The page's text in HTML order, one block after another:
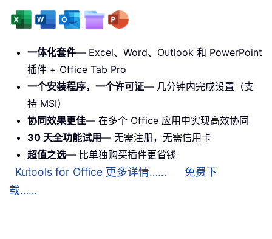
一体化套件— Excel、Word、Outlook 和 PowerPoint
插件 + Office Tab Pro
一个安装程序，一个许可证— 几分钟内完成设置（支
持 MSI）
协同效果更佳— 在多个 Office 应用中实现高效协同
30 天全功能试用— 无需注册，无需信用卡
超值之选— 比单独购买插件更省钱
Kutools for Office 更多详情……
免费下
载……